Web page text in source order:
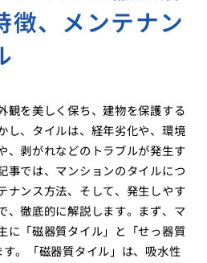
徴、メンテナン
観を美しく保ち、建物を保護する
し、タイルは、経年劣化や、環境
、剥がれなどのトラブルが発生す
事では、マンションのタイルにつ
ナンス方法、そして、発生しやす
、徹底的に解説します。まず、マ
に「磁器質タイル」と「せっ器質
。「磁器質タイル」は、吸水性